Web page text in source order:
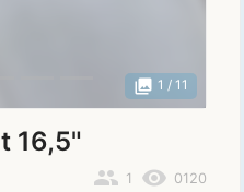
photo_library 1 / 11
16,5"
remove_red_eye 0120
people 1